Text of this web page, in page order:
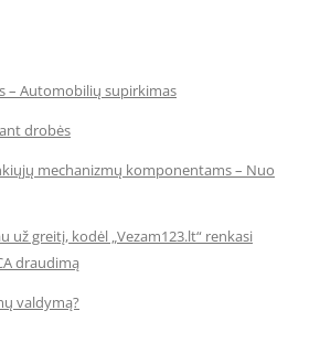
– Automobilių supirkimas
drobės
mechanizmų komponentams – Nuo
už greitį, kodėl „Vezam123.lt“ renkasi
draudimą
valdymą?